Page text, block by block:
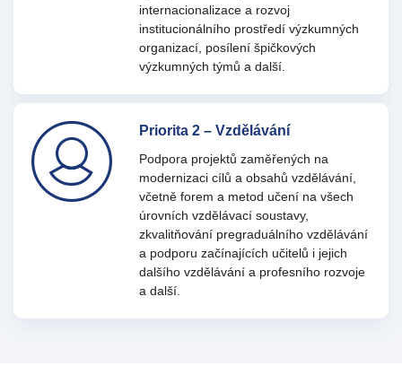
internacionalizace a rozvoj
institucionálního prostředí výzkumných
organizací, posílení špičkových
výzkumných týmů a další.
Priorita 2 – Vzdělávání
Podpora projektů zaměřených na
modernizaci cílů a obsahů vzdělávání,
včetně forem a metod učení na všech
úrovních vzdělávací soustavy,
zkvalitňování pregraduálního vzdělávání
a podporu začínajících učitelů i jejich
dalšího vzdělávání a profesního rozvoje
a další.